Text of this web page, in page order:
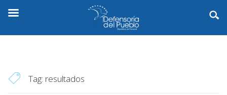
Tag: resultados